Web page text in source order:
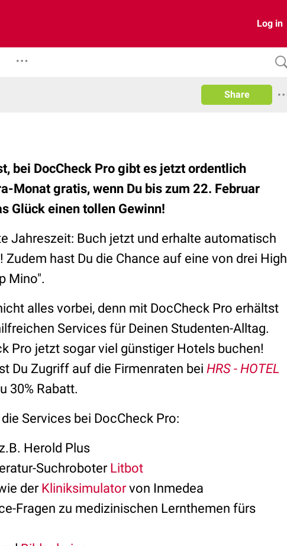
Log in
Share
bei DocCheck Pro gibt es jetzt ordentlich
Monat gratis, wenn Du bis zum 22. Februar
Glück einen tollen Gewinn!
Jahreszeit: Buch jetzt und erhalte automatisch
hast Du die Chance auf eine von drei High
Mino".
alles vorbei, denn mit DocCheck Pro erhältst
Services für Deinen Studenten-Alltag.
Pro jetzt sogar viel günstiger Hotels buchen!
Du Zugriff auf die Firmenraten bei HRS - HOTEL
30% Rabatt.
Services bei DocCheck Pro:
Herold Plus
Suchroboter Litbot
derKliniksimulatorvon Inmedea
Fragen zu medizinischen Lernthemen fürs